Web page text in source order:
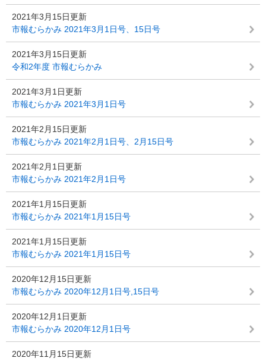
2021年3月15日更新
市報むらかみ 2021年3月1日号、15日号
2021年3月15日更新
令和2年度 市報むらかみ
2021年3月1日更新
市報むらかみ 2021年3月1日号
2021年2月15日更新
市報むらかみ 2021年2月1日号、2月15日号
2021年2月1日更新
市報むらかみ 2021年2月1日号
2021年1月15日更新
市報むらかみ 2021年1月15日号
2021年1月15日更新
市報むらかみ 2021年1月15日号
2020年12月15日更新
市報むらかみ 2020年12月1日号,15日号
2020年12月1日更新
市報むらかみ 2020年12月1日号
2020年11月15日更新